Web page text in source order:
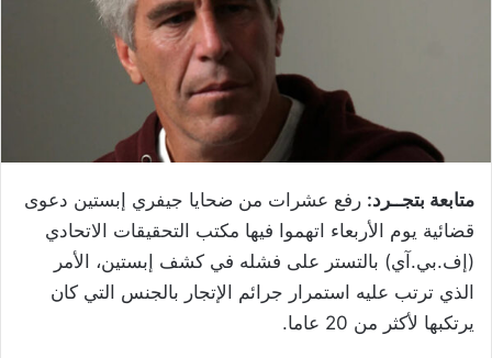
متابعة بتجــرد: رفع عشرات من ضحايا جيفري إبستين دعوى
قضائية يوم الأربعاء اتهموا فيها مكتب التحقيقات الاتحادي
(إف.بي.آي) بالتستر على فشله في كشف إبستين، الأمر
الذي ترتب عليه استمرار جرائم الإتجار بالجنس التي كان
يرتكبها لأكثر من 20 عاما.